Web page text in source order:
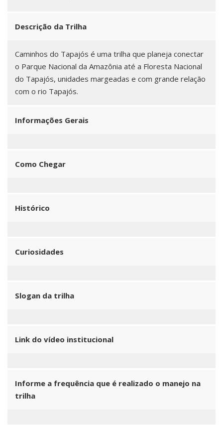
Descrição da Trilha
Caminhos do Tapajós é uma trilha que planeja conectar
o Parque Nacional da Amazônia até a Floresta Nacional
do Tapajós, unidades margeadas e com grande relação
com o rio Tapajós.
Informações Gerais
Como Chegar
Histórico
Curiosidades
Slogan da trilha
Link do vídeo institucional
Informe a frequência que é realizado o manejo na
trilha